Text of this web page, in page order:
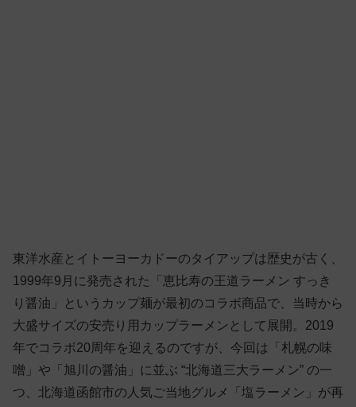
東洋水産とイトーヨーカドーのタイアップは歴史が古く、
1999年9月に発売された「恵比寿の王道ラーメン すっき
り醤油」というカップ麺が最初のコラボ商品で、当時から
大盛サイズの安売り用カップラーメンとして展開。2019
年でコラボ20周年を迎えるのですが、今回は「札幌の味
噌」や「旭川の醤油」に並ぶ “北海道三大ラーメン” の一
つ、北海道函館市の人気ご当地グルメ「塩ラーメン」が再